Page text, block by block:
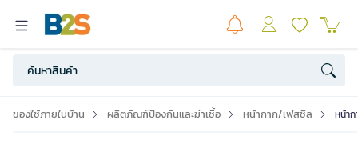
ของใช้ภายในบ้าน ผลิตภัณฑ์ป้องกันและฆ่าเชื้อ หน้ากาก/เฟสชิล หน้าก